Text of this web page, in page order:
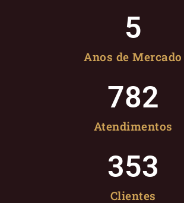
Anos de Mercado
5
Atendimentos
782
Clientes
353